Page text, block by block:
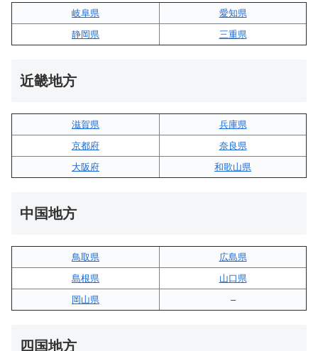
岐阜県
愛知県
静岡県
三重県
近畿地方
滋賀県
兵庫県
京都府
奈良県
大阪府
和歌山県
中国地方
鳥取県
広島県
島根県
山口県
岡山県
–
四国地方